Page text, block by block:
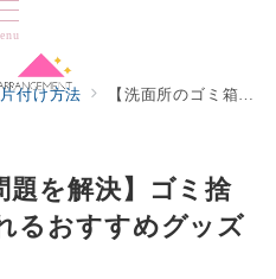
片付け方法 【洗面所のゴミ箱問題を解決】ゴミ捨てをラクにしてくれるおすすめグッズ３選
題を解決】ゴミ捨
るおすすめグッズ